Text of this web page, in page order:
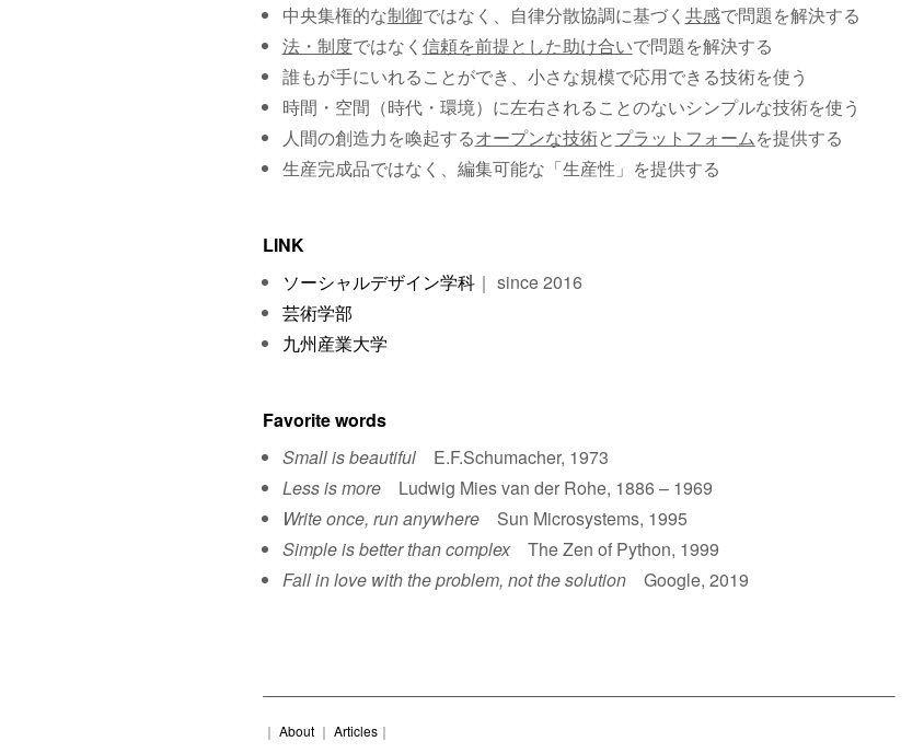
中央集権的な制御ではなく、自律分散協調に基づく 共感で問題を解決する
法・制度ではなく 信頼を前提とした助け合いで問題を解決する
誰もが手にいれることができ、小さな規模で応用できる技術を使う
時間・空間（時代・環境）に左右されることのないシンプルな技術を使う
人間の創造力を喚起するオープンな技術とプラットフォームを提供する
生産完成品ではなく、編集可能な「生産性」を提供する
LINK
ソーシャルデザイン学科｜ since 2016
芸術学部
九州産業大学
Favorite words
Small is beautifulE.F.Schumacher, 1973
Less is moreLudwig Mies van der Rohe, 1886 – 1969
Write once, run anywhereSun Microsystems, 1995
Simple is better than complexThe Zen of Python, 1999
Fall in love with the problem, not the solutionGoogle, 2019
｜ About ｜ Articles ｜